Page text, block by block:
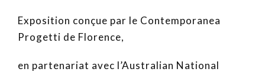
Exposition conçue par le Contemporanea
Progetti de Florence,
en partenariat avec l’Australian National